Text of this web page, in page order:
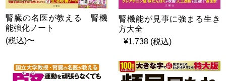
腎臓の名医が教える 腎機
能強化ノート
(税込)〜
腎機能が見事に強まる生き
方大全
¥1,738 (税込)